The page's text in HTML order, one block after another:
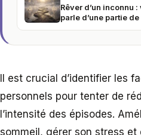
Rêver d’un inconnu
parle d’une partie
Il est crucial d’identifier les
personnels pour tenter de
l’intensité des épisodes.
sommeil, gérer son stress et